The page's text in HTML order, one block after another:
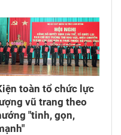
toàn tổ chức lực
vũ trang theo
"tinh, gọn,